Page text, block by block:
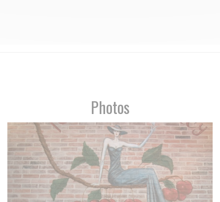
Photos